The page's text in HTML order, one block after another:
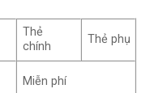
Thẻ
chính
Thẻ phụ
Miễn phí